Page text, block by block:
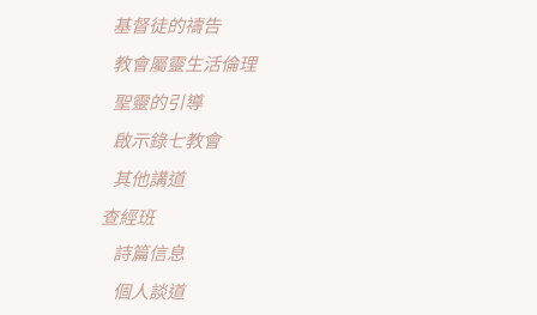
基督徒的禱告
教會屬靈生活倫理
聖靈的引導
啟示錄七教會
其他講道
查經班
詩篇信息
個人談道